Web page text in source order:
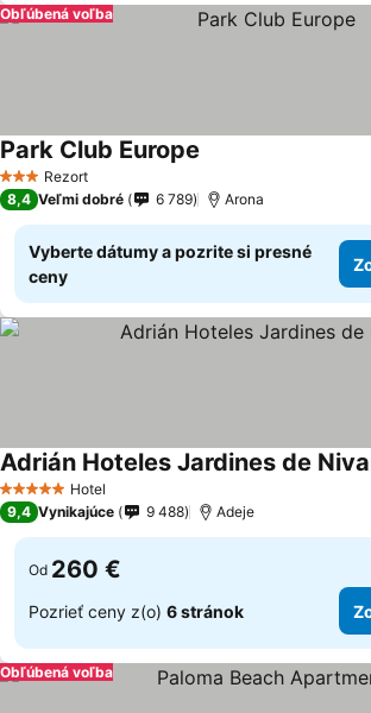
Obľúbená voľba
3 Počet hviezdičiek
Rezort
Park Club Europe
8,4 Veľmi dobré 6 789 Arona
Vyberte dátumy a pozrite si presné
ceny
5 Počet hviezdičiek
Hotel
Adrián Hoteles Jardines de
9,4 Vynikajúce 9 488 Adeje
Od 260 €
Pozrieť ceny z(o) 6 stránok
Obľúbená voľba